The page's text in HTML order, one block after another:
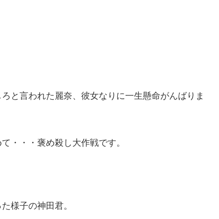
と言われた麗奈、彼女なりに一生懸命がんばりま
・・・褒め殺し大作戦です。
様子の神田君。